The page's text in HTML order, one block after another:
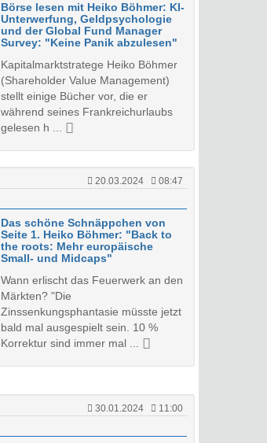
Börse lesen mit Heiko Böhmer: KI-
Unterwerfung, Geldpsychologie
und der Global Fund Manager
Survey: "Keine Panik abzulesen"
Kapitalmarktstratege Heiko Böhmer
(Shareholder Value Management)
stellt einige Bücher vor, die er
während seines Frankreichurlaubs
gelesen h ...
20.03.2024
08:47
Das schöne Schnäppchen von
Seite 1. Heiko Böhmer: "Back to
the roots: Mehr europäische
Small- und Midcaps"
Wann erlischt das Feuerwerk an den
Märkten? "Die
Zinssenkungsphantasie müsste jetzt
bald mal ausgespielt sein. 10 %
Korrektur sind immer mal ...
30.01.2024
11:00